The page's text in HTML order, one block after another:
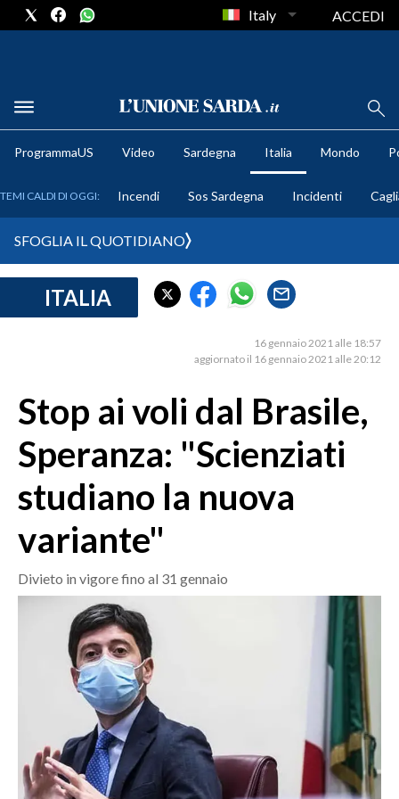
METEO
CRONACA SARDEGNA
MEDIO CAMPIDANO
ORISTANO E PROVINCIA
SASSARI E PROVINCIA
GALLURA
NUORO E PROVINCIA
OGLIASTRA
ECONOMIA
SERVIZI ALLE IMPRESE
Italy ACCEDI
ProgrammaUS Video Sardegna Italia Mondo
TEMI CALDI DI OGGI: Incendi Sos Sardegna Incidenti
SFOGLIA IL QUOTIDIANO
ITALIA
16 gennaio 2021 alle 18:57
aggiornato il 16 gennaio 2021 alle 20:12
Stop ai voli dal Brasile,
Speranza: "Scienziati
studiano la nuova
variante"
Divieto in vigore fino al 31 gennaio